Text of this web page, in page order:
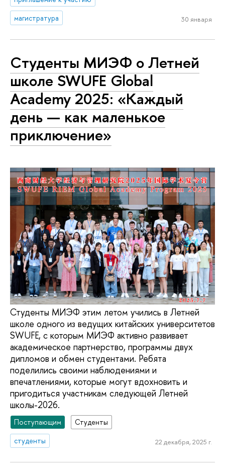
магистратура
30 января
Cтуденты МИЭФ о Летней
школе SWUFE Global
Academy 2025: «Каждый
день — как маленькое
приключение»
Студенты МИЭФ этим летом учились в Летней
школе одного из ведущих китайских университетов
SWUFE, с которым МИЭФ активно развивает
академическое партнерство, программы двух
дипломов и обмен студентами. Ребята
поделились своими наблюдениями и
впечатлениями, которые могут вдохновить и
пригодиться участникам следующей Летней
школы-2026.
Поступающим
Студенты
студенты
22 декабря, 2025 г.